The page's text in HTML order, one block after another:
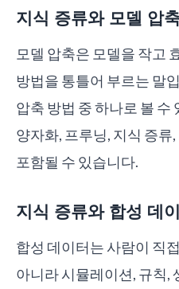
지식 증류와 모델 압
모델 압축은 모델을 작고
방법을 통틀어 부르는 말
압축 방법 중 하나로 볼 수
양자화, 프루닝, 지식 증류
포함될 수 있습니다.
지식 증류와 합성 데
합성 데이터는 사람이 직
아니라 시뮬레이션, 규칙,